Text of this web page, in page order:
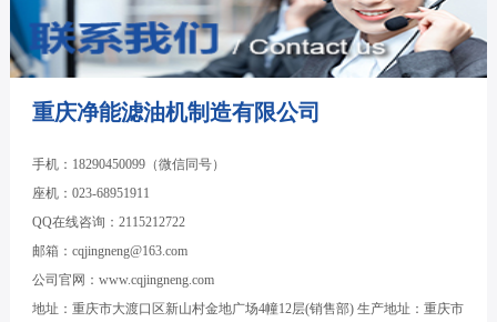
重庆净能滤油机制造有限公司
手机：18290450099（微信同号）
座机：023-68951911
QQ在线咨询：2115212722
邮箱：cqjingneng@163.com
公司官网：www.cqjingneng.com
地址：重庆市大渡口区新山村金地广场4幢12层(销售部) 生产地址：重庆市